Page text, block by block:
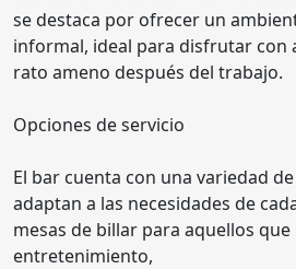
se destaca por ofrecer un
informal, ideal para disfrutar con
rato ameno después del trabajo.
Opciones de servicio
El bar cuenta con una variedad
adaptan a las necesidades de
mesas de billar para aquellos que
entretenimiento,